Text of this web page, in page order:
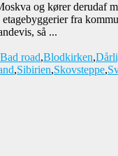
og kører derudaf
fra
så ...
Bad road,Blodkirken,
,Sibirien,Skovsteppe,